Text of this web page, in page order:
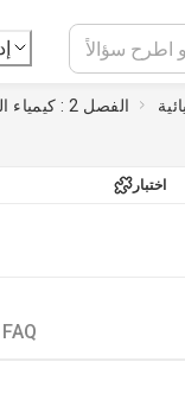
الفصل 2 : كيمياء الحياة
اختبار
FAQ